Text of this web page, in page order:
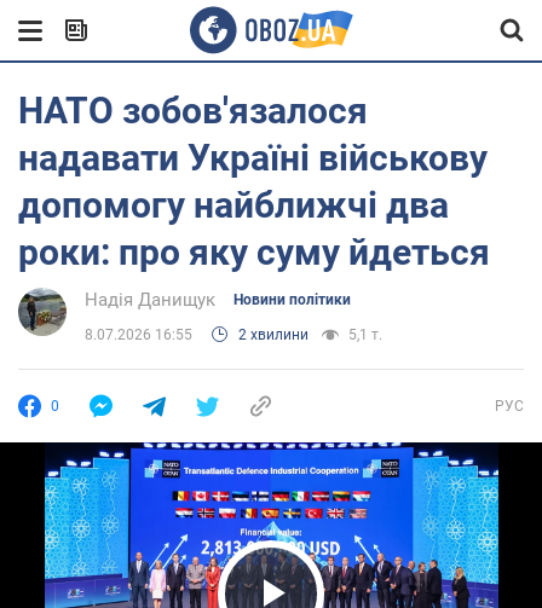
НАТО зобов'язалося
надавати Україні військову
допомогу найближчі два
роки: про яку суму йдеться
Надія Данищук Новини політики
8.07.2026 16:55 2 хвилини 5,1 т.
0 РУС